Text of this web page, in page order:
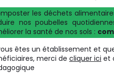
les déchets
nos poubelles
la santé de nos sols :
êtes un établissement et
merci de cliquer ici et